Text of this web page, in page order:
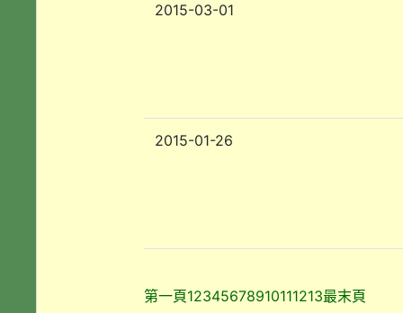
2015-03-01
2015-01-26
第一頁12345678910111213最末頁